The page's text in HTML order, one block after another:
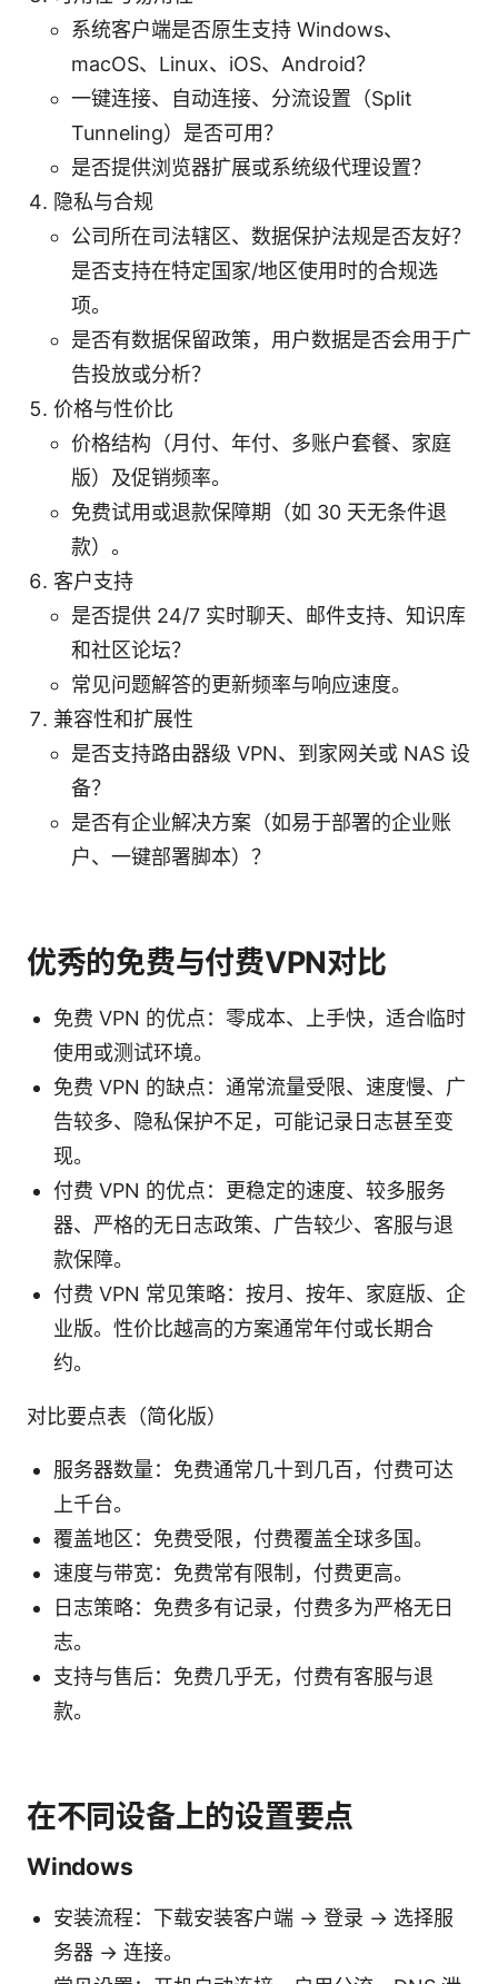
系统客户端是否原生支持 Windows、
macOS、Linux、iOS、Android？
一键连接、自动连接、分流设置（Split
Tunneling）是否可用？
是否提供浏览器扩展或系统级代理设置？
隐私与合规
公司所在司法辖区、数据保护法规是否友好？
是否支持在特定国家/地区使用时的合规选
项。
是否有数据保留政策，用户数据是否会用于广
告投放或分析？
价格与性价比
价格结构（月付、年付、多账户套餐、家庭
版）及促销频率。
免费试用或退款保障期（如 30 天无条件退
款）。
客户支持
是否提供 24/7 实时聊天、邮件支持、知识库
和社区论坛？
常见问题解答的更新频率与响应速度。
兼容性和扩展性
是否支持路由器级 VPN、到家网关或 NAS 设
备？
是否有企业解决方案（如易于部署的企业账
户、一键部署脚本）？
优秀的免费与付费VPN对比
免费 VPN 的优点：零成本、上手快，适合临时
使用或测试环境。
免费 VPN 的缺点：通常流量受限、速度慢、广
告较多、隐私保护不足，可能记录日志甚至变
现。
付费 VPN 的优点：更稳定的速度、较多服务
器、严格的无日志政策、广告较少、客服与退
款保障。
付费 VPN 常见策略：按月、按年、家庭版、企
业版。性价比越高的方案通常年付或长期合
约。
对比要点表（简化版）
服务器数量：免费通常几十到几百，付费可达
上千台。
覆盖地区：免费受限，付费覆盖全球多国。
速度与带宽：免费常有限制，付费更高。
日志策略：免费多有记录，付费多为严格无日
志。
支持与售后：免费几乎无，付费有客服与退
款。
在不同设备上的设置要点
Windows
安装流程：下载安装客户端 → 登录 → 选择服
务器 → 连接。